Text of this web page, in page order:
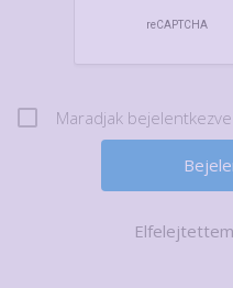
Maradjak bejelentkezve